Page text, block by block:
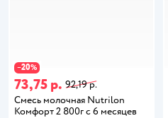
−20%
73,75 р. 92,19 р.
Смесь молочная Nutrilon
Комфорт 2 800г с 6 месяцев